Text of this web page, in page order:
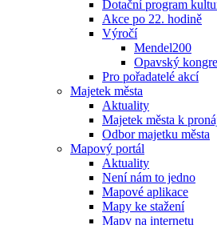
Dotační program
Akce po 22. hodině
Výročí
Mendel200
Opavský
Pro pořadatelé akcí
Majetek města
Aktuality
Majetek města k
Odbor majetku města
Mapový portál
Aktuality
Není nám to jedno
Mapové aplikace
Mapy ke stažení
Mapy na internetu